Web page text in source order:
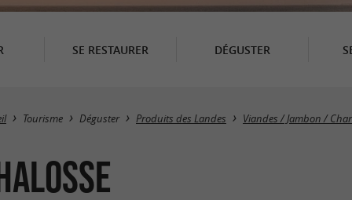
SE RESTAURER DÉGUSTER
Tourisme Déguster Produits des Landes Viandes / Jambon /